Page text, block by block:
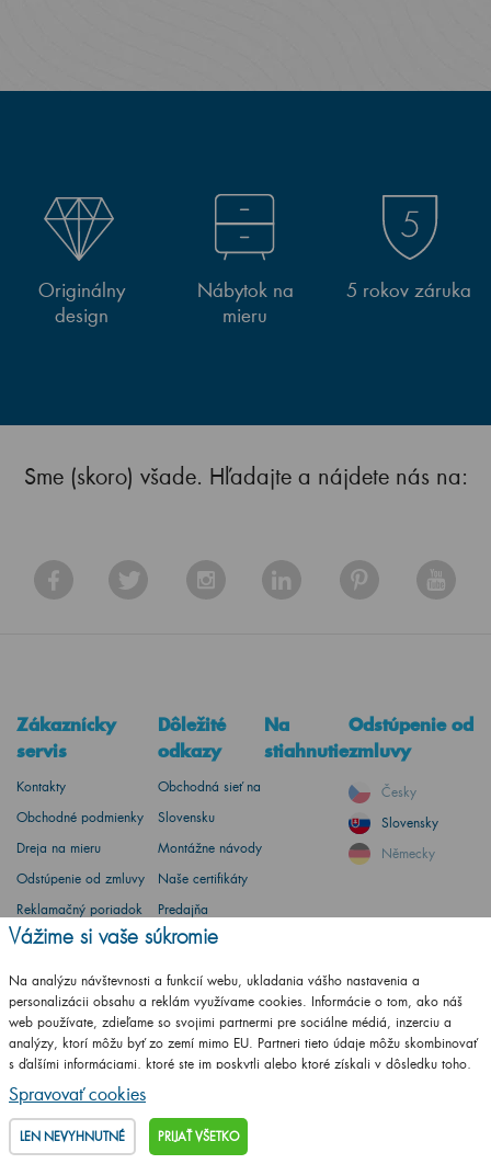
Originálny
design
Nábytok na
mieru
5 rokov záruka
Sme (skoro) všade. Hľadajte a nájdete nás na:
Zákaznícky
servis
Kontakty
Obchodné podmienky
Dreja na mieru
Odstúpenie od zmluvy
Reklamačný poriadok
Doprava a platba
súborov cookies
Dôležité
odkazy
Obchodná sieť na
Slovensku
Montážne návody
Naše certifikáty
Predajňa
Na stiahnutie
partnerov
Katalóg na
stiahnutie
Na
stiahnutie
Odstúpenie od
zmluvy
Česky
Slovensky
Německy
Vážime si vaše súkromie
Na analýzu návštevnosti a funkcií webu, ukladania vášho nastavenia a
personalizácii obsahu a reklám využívame cookies. Informácie o tom, ako náš
web používate, zdieľame so svojimi partnermi pre sociálne médiá, inzerciu a
analýzy, ktorí môžu byť zo zemí mimo EU. Partneri tieto údaje môžu skombinovať
s ďalšími informáciami, ktoré ste im poskytli alebo ktoré získali v dôsledku toho,
že používate ich služby.
Spravovať cookies
LEN NEVYHNUTNÉ PRIJAŤ VŠETKO